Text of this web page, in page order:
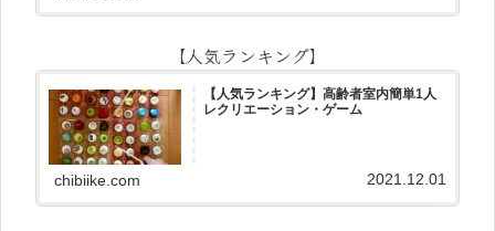
【人気ランキング】
【人気ランキング】高齢者室内簡単1人
レクリエーション・ゲーム
chibiike.com 2021.12.01